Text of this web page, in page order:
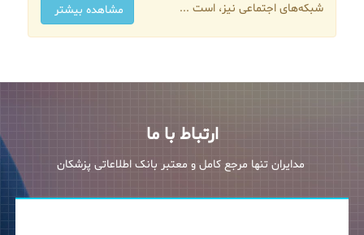
شبکه‌های اجتماعی نیز، است ...
مشاهده بیشتر
ارتباط با ما